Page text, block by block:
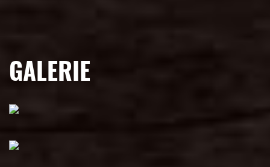
GALERIE